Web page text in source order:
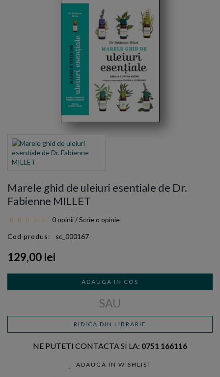
Marele ghid de uleiuri esentiale de Dr.
Fabienne MILLET
0 opinii/Scrie o opinie
Cod produs: sc_000167
129,00 lei
ADAUGA IN COS
SAU
RIDICA DIN LIBRARIE
NE PUTETI CONTACTA SI LA: 0751 166116
ADAUGA IN WISHLIST